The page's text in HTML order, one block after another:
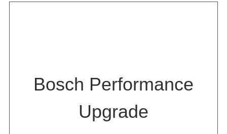
Bosch Performance
Upgrade